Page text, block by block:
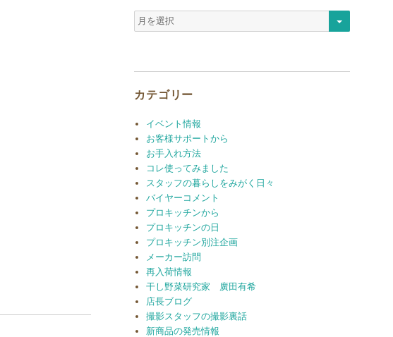
ア
ー
カテゴリー
イベント情報
お客様サポートから
お手入れ方法
コレ使ってみました
スタッフの暮らしをみがく日々
バイヤーコメント
プロキッチンから
プロキッチンの日
プロキッチン別注企画
メーカー訪問
再入荷情報
干し野菜研究家 廣田有希
店長ブログ
撮影スタッフの撮影裏話
新商品の発売情報